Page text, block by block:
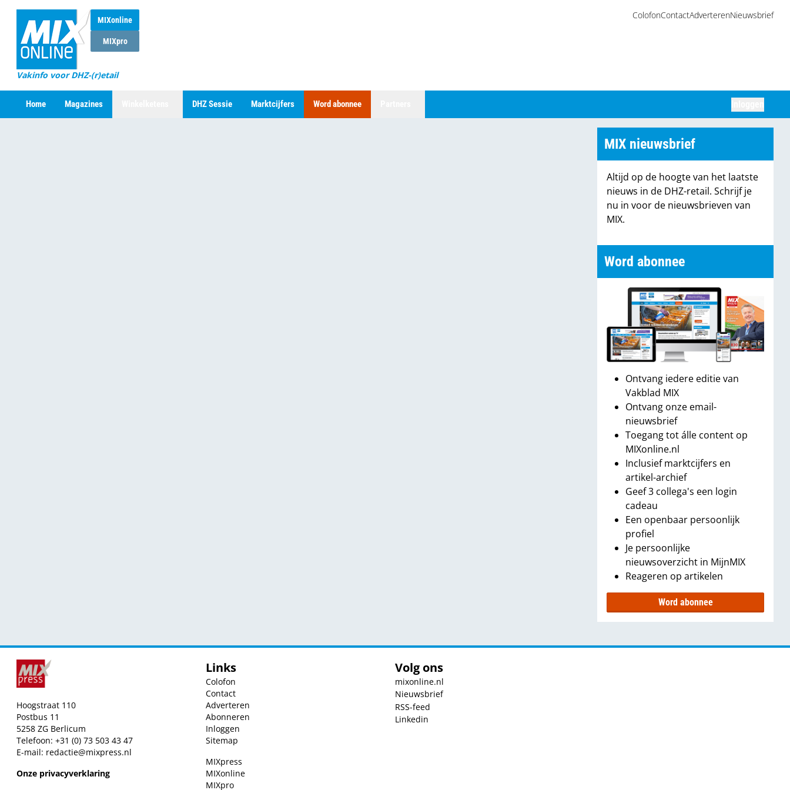
MIXonline
MIXpro
Vakinfo voor DHZ-(r)etail
ColofonContactAdverterenNieuwsbrief
Home Magazines DHZ Sessie Marktcijfers Word abonnee
MIX nieuwsbrief
Altijd op de hoogte van het laatste
nieuws in de DHZ-retail. Schrijf je
nu in voor de nieuwsbrieven van
MIX.
Word abonnee
Ontvang iedere editie van
Vakblad MIX
Ontvang onze email-
nieuwsbrief
Toegang tot álle content op
MIXonline.nl
Inclusief marktcijfers en
artikel-archief
Geef 3 collega's een login
cadeau
Een openbaar persoonlijk
profiel
Je persoonlijke
nieuwsoverzicht in MijnMIX
Reageren op artikelen
Word abonnee
Hoogstraat 110
Postbus 11
5258 ZG Berlicum
Telefoon: +31 (0) 73 503 43 47
E-mail: redactie@mixpress.nl
Onze privacyverklaring
Links
Colofon
Contact
Adverteren
Abonneren
Inloggen
Sitemap
MIXpress
MIXonline
MIXpro
Volg ons
mixonline.nl
Nieuwsbrief
RSS-feed
Linkedin